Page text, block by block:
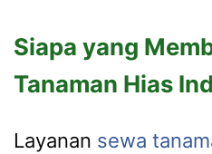
Siapa yang
Tanaman Hias
Layanan sewa